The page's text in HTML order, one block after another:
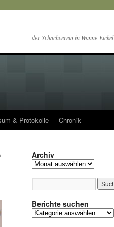
der Schachverein in Wanne-Eickel
& Protokolle Chronik
Archiv
Archiv
Berichte suchen
Berichte